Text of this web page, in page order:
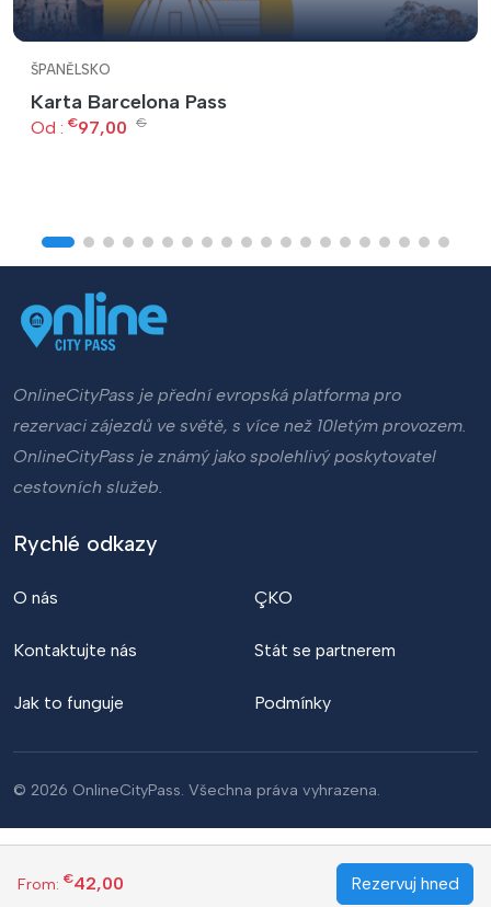
ŠPANĚLSKO
Karta Barcelona Pass
Od : €97,00 €
From: €42,00 Rezervuj hned
OnlineCityPass je přední evropská platforma pro
rezervaci zájezdů ve světě, s více než 10letým provozem.
OnlineCityPass je známý jako spolehlivý poskytovatel
cestovních služeb.
Rychlé odkazy
O nás
Kontaktujte nás
Jak to funguje
ÇKO
Stát se partnerem
Podmínky
© 2026 OnlineCityPass. Všechna práva vyhrazena.